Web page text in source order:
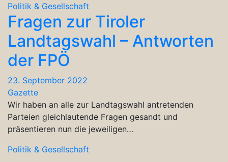
Politik & Gesellschaft
Fragen zur Tiroler
Landtagswahl – Antworten
der FPÖ
23. September 2022
Gazette
Wir haben an alle zur Landtagswahl antretenden
Parteien gleichlautende Fragen gesandt und
präsentieren nun die jeweiligen…
Politik & Gesellschaft